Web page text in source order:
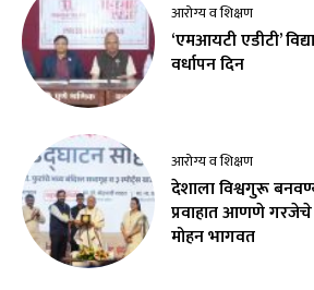
आरोग्य व शिक्षण
‘एमआयटी एडीटी’
वर्धापन दिन
आरोग्य व शिक्षण
देशाला विश्वगुरू
प्रवाहात आणणे
मोहन भागवत